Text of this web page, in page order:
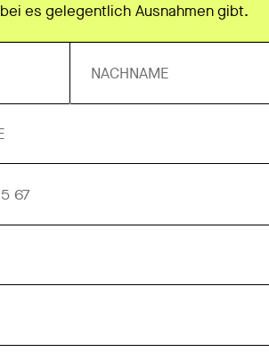
es gelegentlich Ausnahmen gibt.